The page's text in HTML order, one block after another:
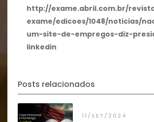
http://exame.abril.com.br/
exame/edicoes/1048/noticias/
um-site-de-empregos-diz-
linkedin
Posts relacionados
11/SET/2024